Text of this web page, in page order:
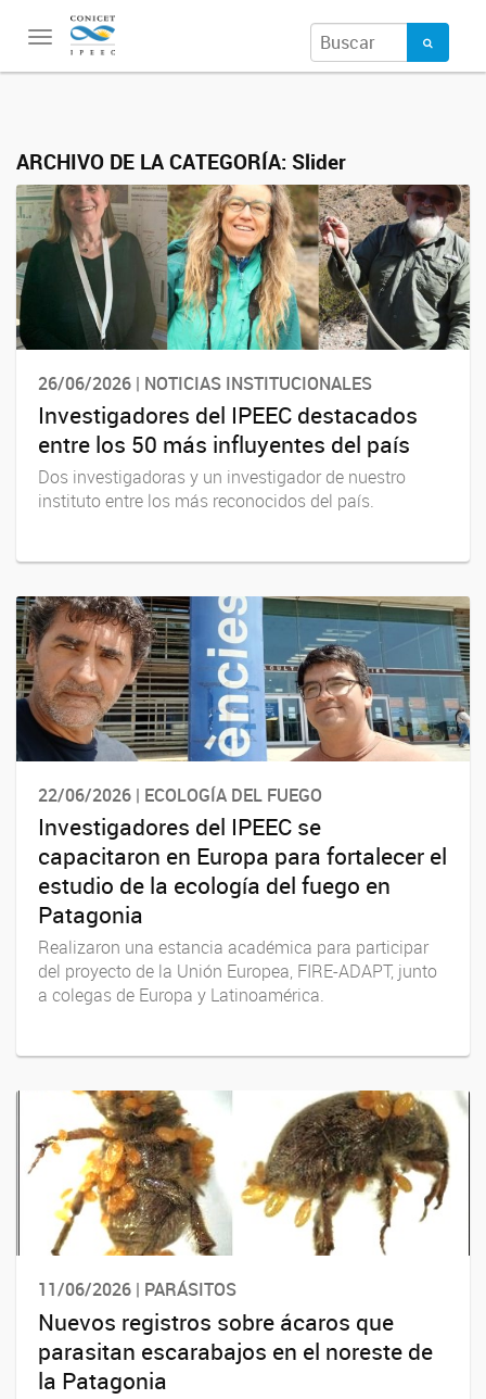
Toggle
ARCHIVO DE LA CATEGORÍA: Slider
26/06/2026 | NOTICIAS INSTITUCIONALES
Investigadores del IPEEC destacados
entre los 50 más influyentes del país
Dos investigadoras y un investigador de nuestro
instituto entre los más reconocidos del país.
22/06/2026 | ECOLOGÍA DEL FUEGO
Investigadores del IPEEC se
capacitaron en Europa para fortalecer el
estudio de la ecología del fuego en
Patagonia
Realizaron una estancia académica para participar
del proyecto de la Unión Europea, FIRE-ADAPT, junto
a colegas de Europa y Latinoamérica.
11/06/2026 | PARÁSITOS
Nuevos registros sobre ácaros que
parasitan escarabajos en el noreste de
la Patagonia